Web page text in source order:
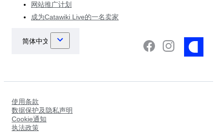
网站推广计划
成为Catawiki Live的一名卖家
使用条款
数据保护及隐私声明
Cookie通知
执法政策